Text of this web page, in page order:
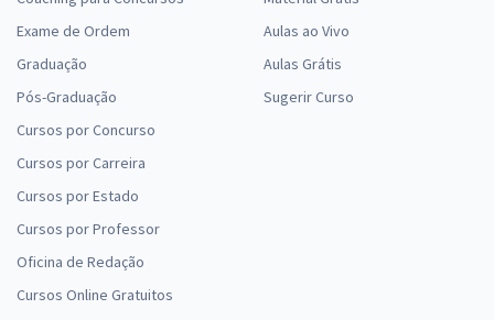
Exame de Ordem
Graduação
Pós-Graduação
Cursos por Concurso
Cursos por Carreira
Cursos por Estado
Cursos por Professor
Oficina de Redação
Cursos Online Gratuitos
Aulas ao Vivo
Aulas Grátis
Sugerir Curso